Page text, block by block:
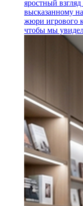
яростный
высказанному
жюри игрового
чтобы мы